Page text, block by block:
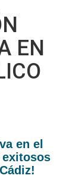
EN
en el